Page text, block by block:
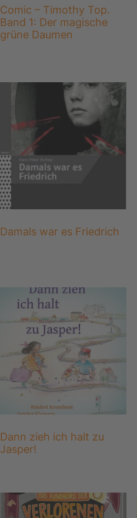
Comic – Timothy Top.
Band 1: Der magische
grüne Daumen
Damals war es Friedrich
Dann zieh ich halt zu
Jasper!